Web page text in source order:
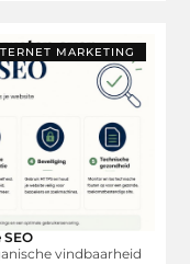
MARKETING
vindbaarheid